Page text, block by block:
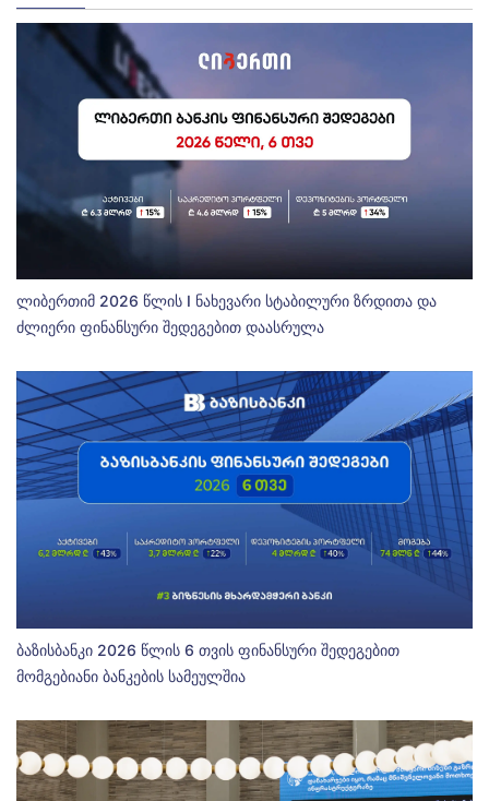
ლიბერთიმ 2026 წლის I ნახევარი სტაბილური ზრდითა და
ძლიერი ფინანსური შედეგებით დაასრულა
ბაზისბანკი 2026 წლის 6 თვის ფინანსური შედეგებით
მომგებიანი ბანკების სამეულშია